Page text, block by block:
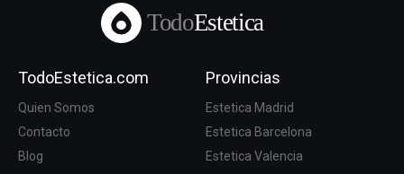
TodoEstetica
TodoEstetica.com
Quien Somos
Contacto
Blog
Provincias
Estetica Madrid
Estetica Barcelona
Estetica Valencia